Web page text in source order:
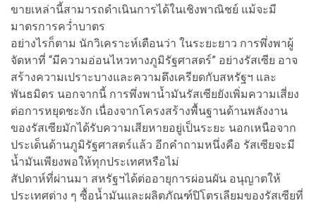
ขายเหล่านี้สามารถดำเนินการได้ในเชิงพาณิชย์ แม้จะมี
มาตรการคว่ำบาตร
อย่างไรก็ตาม นักวิเคราะห์เตือนว่า ในระยะยาว การพึ่งพาผู้
จัดหาที่ “มีความอ่อนไหวทางภูมิรัฐศาสตร์” อย่างรัสเซีย อาจ
สร้างความเปราะบางและความตึงเครียดกับสหรัฐฯ และ
พันธมิตร นอกจากนี้ การพึ่งพาน้ำมันรัสเซียยังเพิ่มความเสี่ยง
ต่อการหยุดชะงัก เนื่องจากโครงสร้างพื้นฐานด้านพลังงาน
ของรัสเซียมักได้รับความเสียหายอยู่เป็นระยะ นอกเหนือจาก
ประเด็นด้านภูมิรัฐศาสตร์แล้ว อีกคำถามหนึ่งคือ รัสเซียจะมี
น้ำมันเพียงพอให้ทุกประเทศหรือไม่
สัปดาห์ที่ผ่านมา สหรัฐฯได้ต่ออายุการผ่อนผัน อนุญาตให้
ประเทศต่าง ๆ ซื้อน้ำมันและผลิตภัณฑ์ปิโตรเลียมของรัสเซียที่